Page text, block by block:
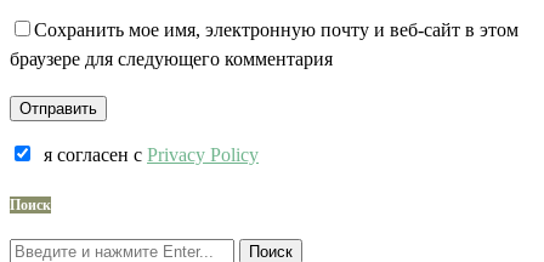
Сохранить мое имя, электронную почту и веб-сайт в этом
браузере для следующего комментария
я согласен c Privacy Policy
Поиск
Поиск